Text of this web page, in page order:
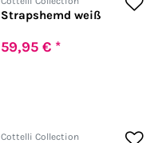
Strapshemd weiß
59,95 € *
Cottelli Collection